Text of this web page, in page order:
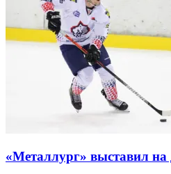
«Металлург» выставил на